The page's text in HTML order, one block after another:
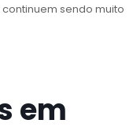
sendo muito
em